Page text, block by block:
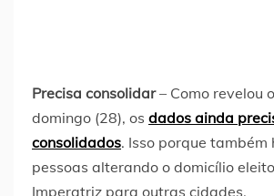
Precisa consolidar– Como revelou o
domingo (28), os dados ainda
consolidados. Isso porque também
pessoas alterando o domicílio
Imperatriz para outras cidades.